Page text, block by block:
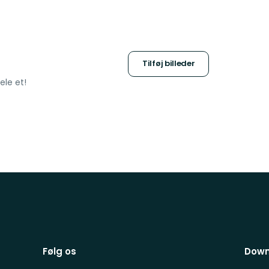
Tilføj billeder
et!
Følg os